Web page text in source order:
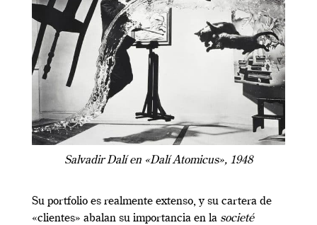
Salvadir Dalí en «Dalí Atomicus», 1948
Su portfolio es realmente extenso, y su cartera de
«clientes» abalan su importancia en la societé